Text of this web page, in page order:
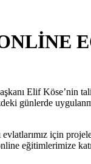
Elif Köse’nin
günlerde
için
eğitimlerimize